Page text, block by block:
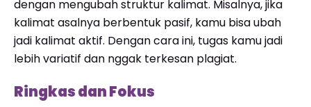
dengan mengubah struktur kalimat. Misalnya, jika
kalimat asalnya berbentuk pasif, kamu bisa ubah
jadi kalimat aktif. Dengan cara ini, tugas kamu jadi
lebih variatif dan nggak terkesan plagiat.
Ringkas dan Fokus